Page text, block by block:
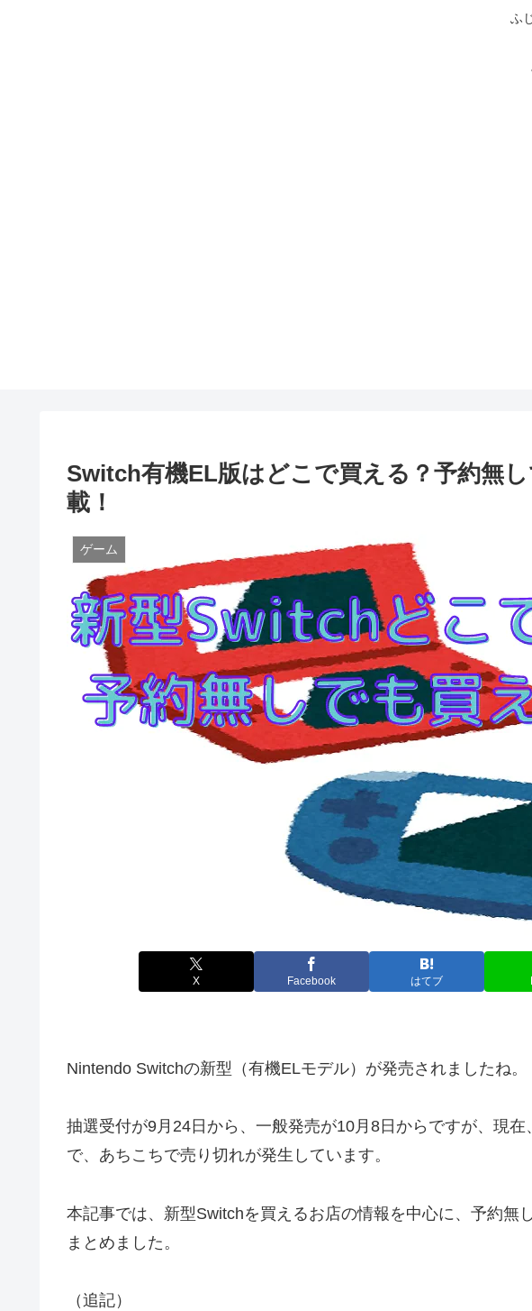
ふ
Switch有機EL版はどこで買える？予約無
載！
ゲーム
X Facebook はてブ
Nintendo Switchの新型（有機ELモデル）が発売されましたね。
抽選受付が9月24日から、一般発売が10月8日からですが、現
で、あちこちで売り切れが発生しています。
本記事では、新型Switchを買えるお店の情報を中心に、予約無
まとめました。
（追記）